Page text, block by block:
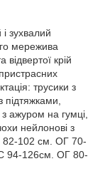
зухвалий
мережива
відвертої крій
трусики з
підтяжками,
ажуром на гумці,
нейлонові з
82-102 см. ОГ 70-
94-126см. ОГ 80-